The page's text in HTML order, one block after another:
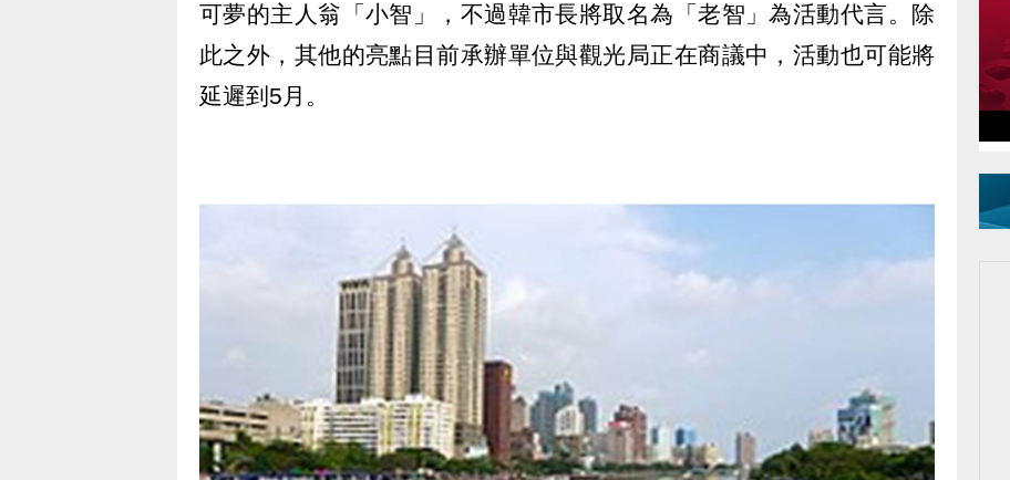
可夢的主人翁「小智」，不過韓市長將取名為「老智」為活動代言。除
此之外，其他的亮點目前承辦單位與觀光局正在商議中，活動也可能將
延遲到5月。